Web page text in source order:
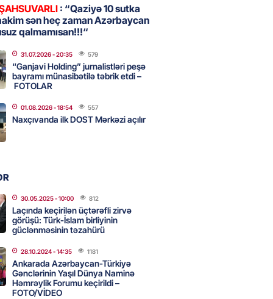
Səudiyyə Ərəbistanı və
arasında Məkkə müdafiə
- 15:15 72
bu silahı verməkdən
ABŞ-ın özünün bu raketlərə
İran millisindən İMTİNA
ölkəni seçdilər
sabah 39 dərəcə isti
: “Qaziyə 10 sutka
sən heç zaman Azərbaycan
qalmamısan!!!“
31.07.2026- 20:35 579
“Ganjavi Holding” jurnalistləri peşə
bayramı münasibətilə təbrik etdi –
FOTOLAR
01.08.2026- 18:54 557
Naxçıvanda ilk DOST Mərkəzi açılır
30.05.2025- 10:00 812
Laçında keçirilən üçtərəfli zirvə
görüşü: Türk-İslam birliyinin
güclənməsinin təzahürü
28.10.2024- 14:35 1181
Ankarada Azərbaycan-Türkiyə
Gənclərinin Yaşıl Dünya Naminə
Həmrəylik Forumu keçirildi –
FOTO/VİDEO